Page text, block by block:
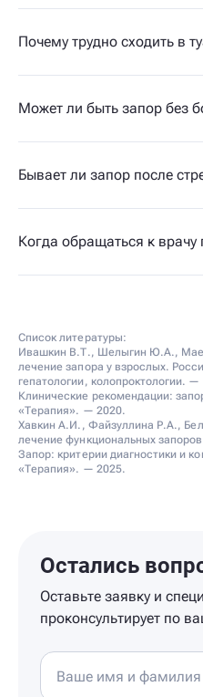
Почему трудно сходить в
Может ли быть запор без
Бывает ли запор после
Когда обращаться к врачу
Список литературы:
Ивашкин В.Т., Шелыгин Ю.А.,
лечение запора у взрослых.
гепатологии, колопроктологии. —
Клинические рекомендации:
«Терапия». — 2020.
Хавкин А.И., Файзуллина Р.А.,
лечение функциональных
Запор: критерии диагностики и
«Терапия». — 2025.
Остались
Оставьте заявку и
проконсультирует по